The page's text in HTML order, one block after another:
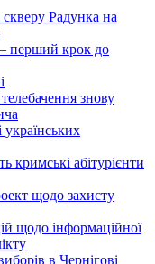
Радунка на
– перший крок до
знову
кримські абітурієнти
щодо захисту
щодо інформаційної
в Чернігові